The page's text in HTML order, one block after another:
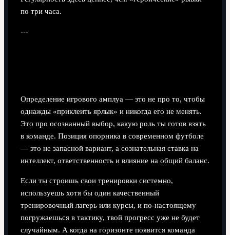
по три часа.
---
Определение игрового амплуа — это не про то, чтобы
однажды «приклеить ярлык» и никогда его не менять.
Это про осознанный выбор, какую роль ты готов взять
в команде. Позиция опорника в современном футболе
— это не запасной вариант, а сознательная ставка на
интеллект, ответственность и влияние на общий баланс.
Если ты строишь свои тренировки системно,
используешь хотя бы один качественный
тренировочный лагерь или курсы, и по‑настоящему
погружаешься в тактику, твой прогресс уже не будет
случайным. А когда на горизонте появится команда